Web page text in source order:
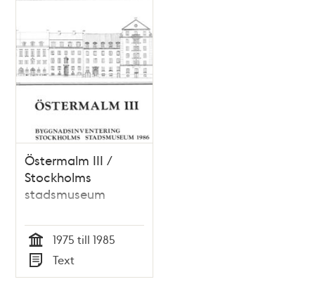
Östermalm III /
Stockholms
stadsmuseum
Tid
1975 till 1985
Typ
Text